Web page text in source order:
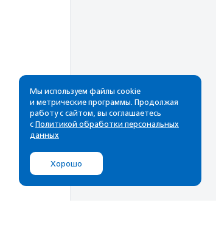
Мы используем файлы cookie
и метрические программы. Продолжая
работу с сайтом, вы соглашаетесь
с Политикой обработки персональных
данных
Хорошо